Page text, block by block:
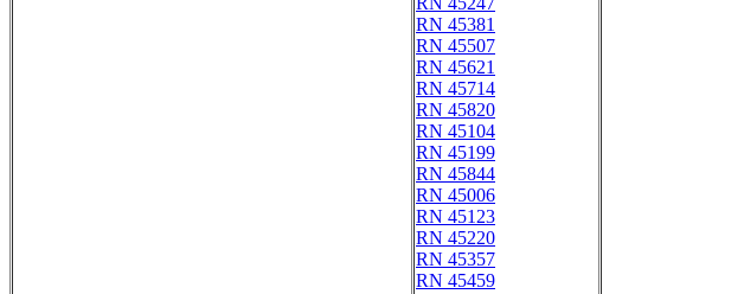
RN 45381
RN 45507
RN 45621
RN 45714
RN 45820
RN 45104
RN 45199
RN 45844
RN 45006
RN 45123
RN 45220
RN 45357
RN 45459